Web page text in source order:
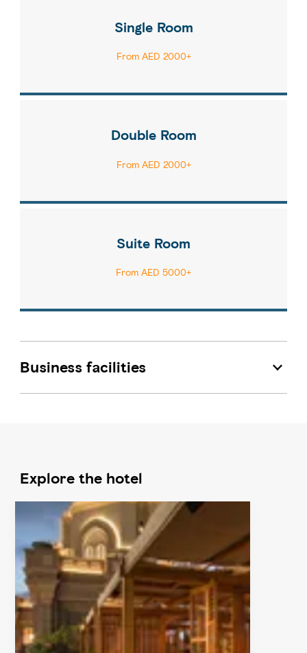
Single Room
From AED 2000+
Double Room
From AED 2000+
Suite Room
From AED 5000+
Business facilities
Explore the hotel